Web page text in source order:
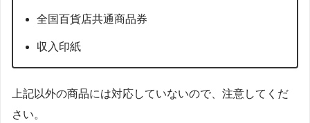
全国百貨店共通商品券
収入印紙
上記以外の商品には対応していないので、注意してくだ
さい。